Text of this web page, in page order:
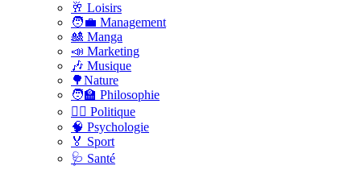
🥂 Loisirs
🧑‍💼 Management
🎎 Manga
📣 Marketing
🎶 Musique
🌳Nature
🧑‍🏫 Philosophie
👨‍⚖️ Politique
🧠 Psychologie
🏅 Sport
🩺 Santé